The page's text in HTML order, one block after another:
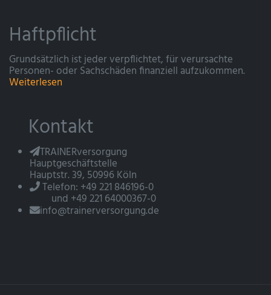
Haftpflicht
Grundsätzlich ist jeder verpflichtet, für verursachte
Personen- oder Sachschäden finanziell aufzukommen.
Weiterlesen
Kontakt
TRAINERversorgung
Hauptgeschäftstelle
Hauptstr. 39, 50996 Köln
Telefon: +49 221 846196-0
und +49 221 64000367-0
info@trainerversorgung.de